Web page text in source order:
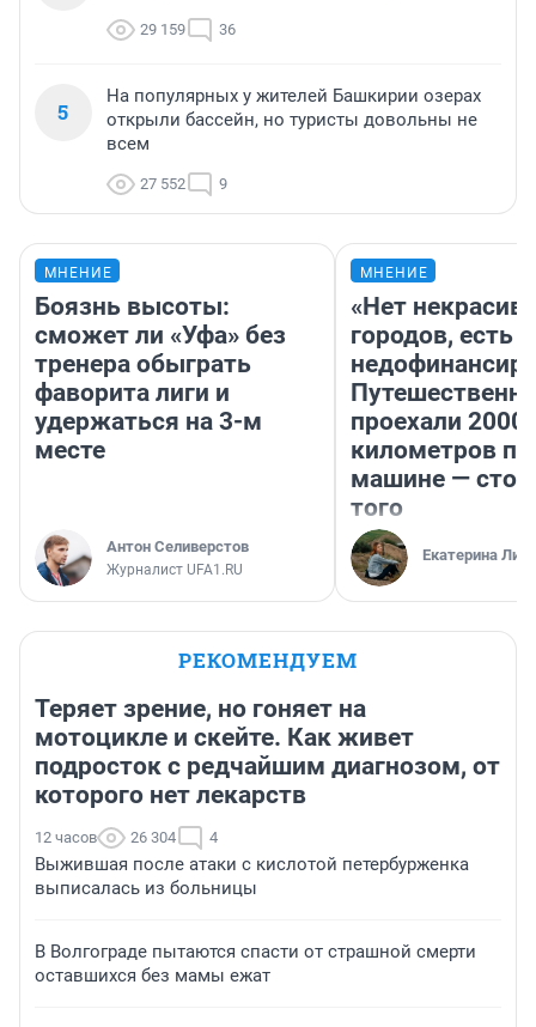
29 159 36
5
На популярных у жителей Башкирии озерах
открыли бассейн, но туристы довольны не
всем
27 552 9
МНЕНИЕ
Боязнь высоты:
сможет ли «Уфа» без
тренера обыграть
фаворита лиги и
удержаться на 3-м
месте
Антон Селиверстов
Журналист UFA1.RU
МНЕНИЕ
«Нет
городов, есть
проехали 2000
километров по
машине —
того
Екатерина
РЕКОМЕНДУЕМ
Теряет зрение, но гоняет на
мотоцикле и скейте. Как живет
подросток с редчайшим диагнозом, от
которого нет лекарств
12 часов 26 304 4
Выжившая после атаки с кислотой петербурженка
выписалась из больницы
В Волгограде пытаются спасти от страшной смерти
оставшихся без мамы ежат